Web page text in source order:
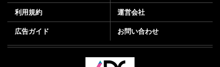
利用規約 運営会社
広告ガイド お問い合わせ